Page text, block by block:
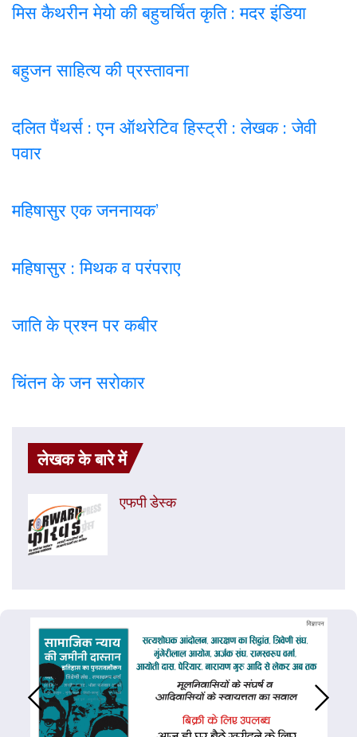
मिस कैथरीन मेयो की बहुचर्चित कृति : मदर इंडिया
बहुजन साहित्य की प्रस्तावना
दलित पैंथर्स : एन ऑथरेटिव हिस्ट्री : लेखक : जेवी
पवार
महिषासुर एक जननायक’
महिषासुर : मिथक व परंपराए
जाति के प्रश्न पर कबीर
चिंतन के जन सरोकार
लेखक के बारे में
एफपी डेस्‍क